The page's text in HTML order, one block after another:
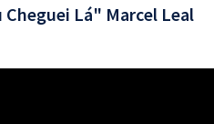
Cheguei Lá" Marcel Leal